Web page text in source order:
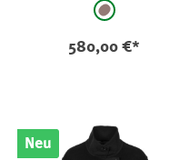
auswählen
taupe
580,00 €*
Neu